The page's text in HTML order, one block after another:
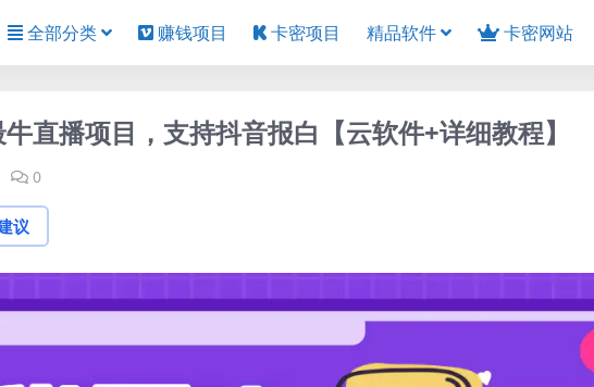
全部分类 赚钱项目 卡密项目 精品软件 卡密网站
直播项目，支持抖音报白【云软件+详细教程】
0
议